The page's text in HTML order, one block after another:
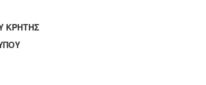
ΚΡΗΤΗΣ